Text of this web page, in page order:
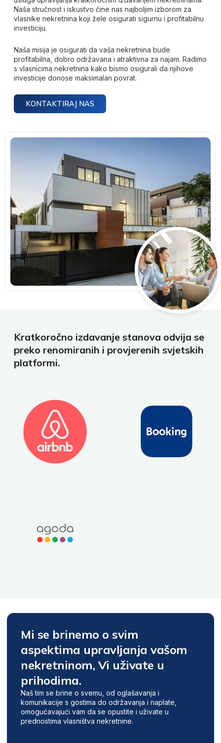
Naša stručnost i iskustvo čine nas najboljim izborom za
vlasnike nekretnina koji žele osigurati sigurnu i profitabilnu
investiciju.
Naša misija je osigurati da vaša nekretnina bude
profitabilna, dobro održavana i atraktivna za najam. Radimo
s vlasnicima nekretnina kako bismo osigurali da njihove
investicije donose maksimalan povrat.
KONTAKTIRAJ NAS
Kratkoročno izdavanje stanova odvija se
preko renomiranih i provjerenih svjetskih
platformi.
Mi se brinemo o svim
aspektima upravljanja vašom
nekretninom, Vi uživate u
prihodima.
Naš tim se brine o svemu, od oglašavanja i
komunikacije s gostima do održavanja i naplate,
omogućavajući vam da se opustite i uživate u
prednostima vlasništva nekretnine.